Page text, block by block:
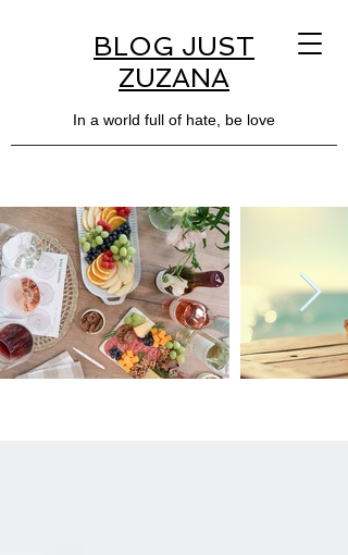
BLOG JUST
ZUZANA
In a world full of hate, be love